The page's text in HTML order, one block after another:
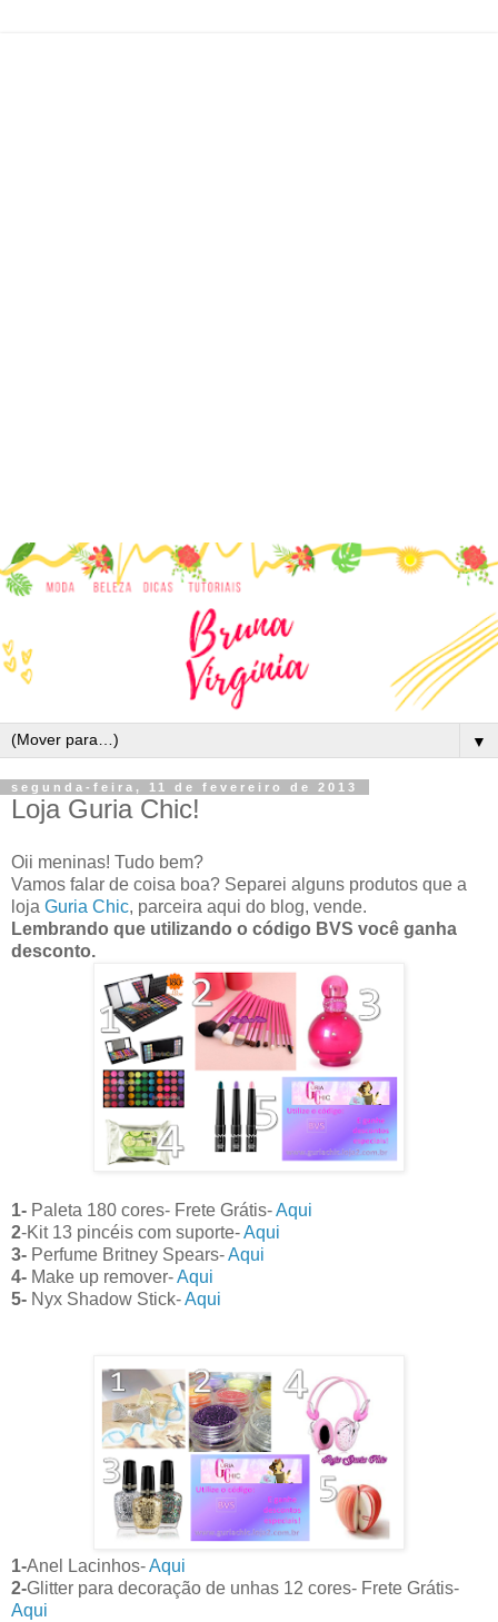
▼
segunda-feira, 11 de fevereiro de 2013
Loja Guria Chic!
Oii meninas! Tudo bem?
Vamos falar de coisa boa? Separei alguns produtos que a
loja Guria Chic, parceira aqui do blog, vende.
Lembrando que utilizando o código BVS você ganha
desconto.
1- Paleta 180 cores- Frete Grátis-Aqui
2-Kit 13 pincéis com suporte-Aqui
3- Perfume Britney Spears-Aqui
4- Make up remover-Aqui
5- Nyx Shadow Stick-Aqui
1-Anel Lacinhos-Aqui
2-Glitter para decoração de unhas 12 cores- Frete Grátis-
Aqui